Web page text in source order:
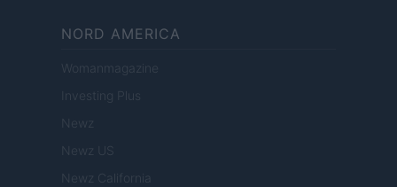
NORD AMERICA
Womanmagazine
Investing Plus
Newz
Newz US
Newz California